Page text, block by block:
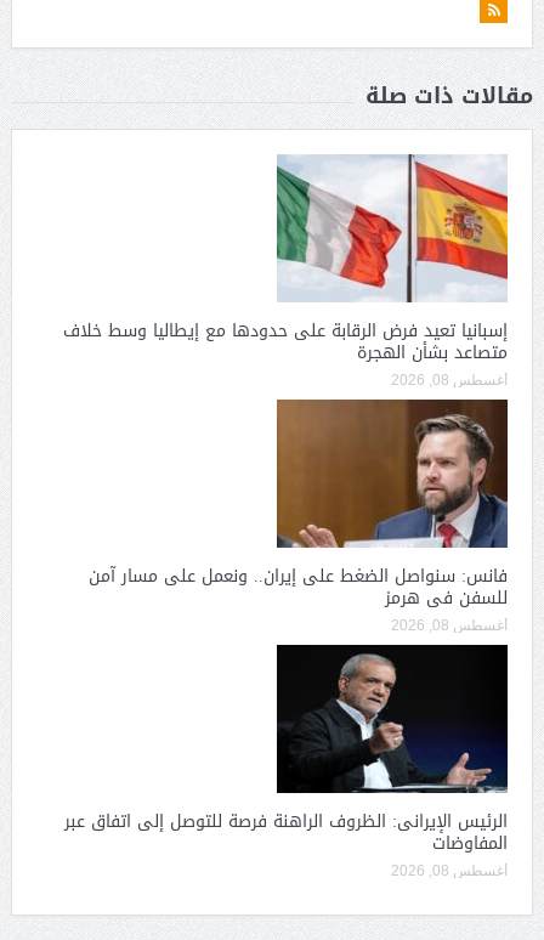
مقالات ذات صلة
إسبانيا تعيد فرض الرقابة على حدودها مع إيطاليا وسط خلاف
متصاعد بشأن الهجرة
أغسطس 08, 2026
فانس: سنواصل الضغط على إيران.. ونعمل على مسار آمن
للسفن فى هرمز
أغسطس 08, 2026
الرئيس الإيرانى: الظروف الراهنة فرصة للتوصل إلى اتفاق عبر
المفاوضات
أغسطس 08, 2026